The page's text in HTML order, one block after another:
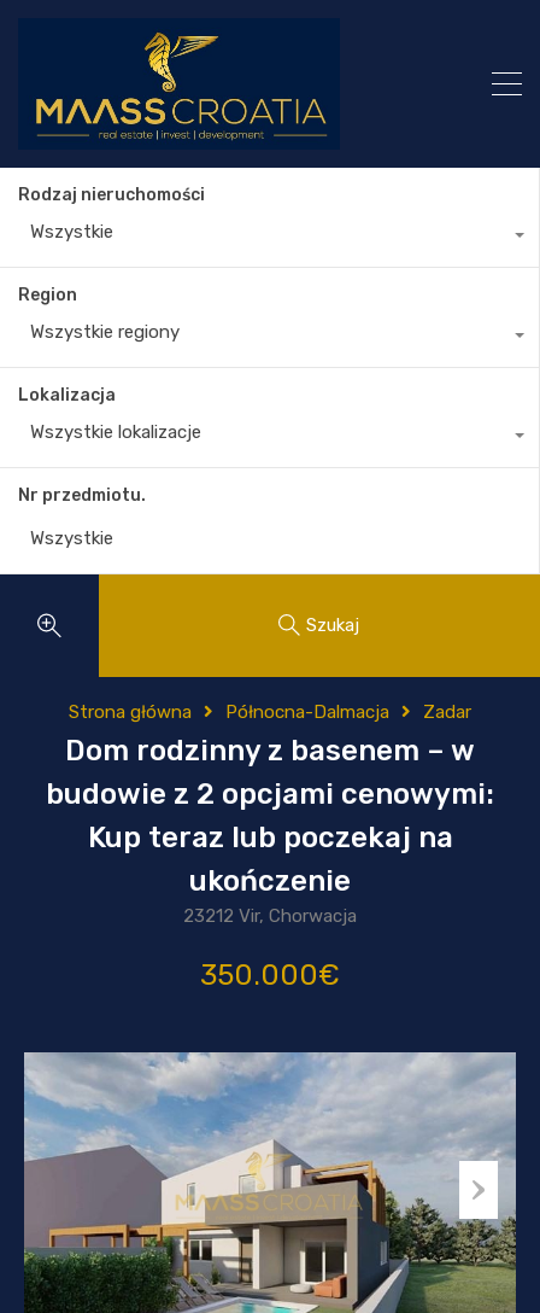
Rodzaj nieruchomości
Wszystkie
Region
Wszystkie regiony
Lokalizacja
Wszystkie lokalizacje
Nr przedmiotu.
Szukaj
Strona główna Północna-Dalmacja Zadar
Dom rodzinny z basenem – w
budowie z 2 opcjami cenowymi:
Kup teraz lub poczekaj na
ukończenie
23212 Vir, Chorwacja
350.000€